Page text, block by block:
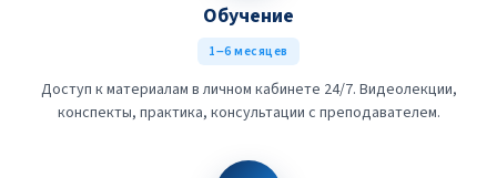
Обучение
1–6 месяцев
Доступ к материалам в личном кабинете 24/7. Видеолекции,
конспекты, практика, консультации с преподавателем.